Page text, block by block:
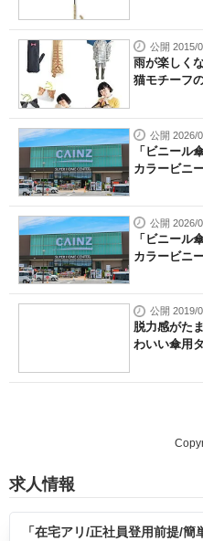
公開 2015/
雨が楽しく
猫モチーフ
公開 2026/
「ビニール
カラービニ
公開 2026/
「ビニール
カラービニ
公開 2019/
脱力感がた
わいい傘用
求人情報
「在宅アリ/正社員登用前提/